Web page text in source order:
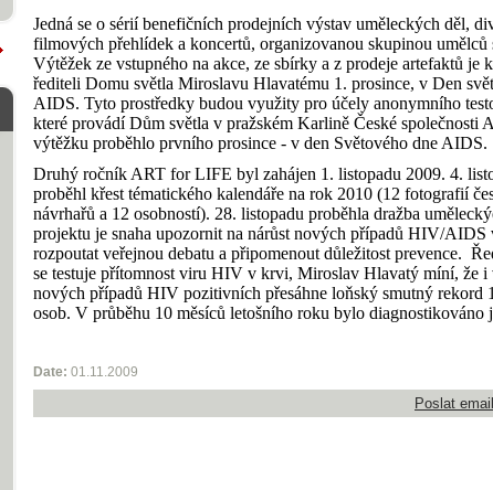
Jedná se o sérií benefičních prodejních výstav uměleckých děl,
filmových přehlídek a koncertů, organizovanou skupinou umělců
Výtěžek ze vstupného na akce, ze sbírky a z prodeje artefaktů je
řediteli Domu světla Miroslavu Hlavatému 1. prosince, v Den
AIDS. Tyto prostředky budou využity pro účely anonymního
které provádí Dům světla v pražském Karlině České společnosti
výtěžku proběhlo prvního prosince - v den Světového dne AIDS.
Druhý ročník ART for LIFE byl zahájen 1. listopadu 2009. 4.
proběhl křest tématického kalendáře na rok 2010 (12 fotografií
návrhařů a 12 osobností). 28. listopadu proběhla dražba
projektu je snaha upozornit na nárůst nových případů HIV/AIDS
rozpoutat veřejnou debatu a připomenout důležitost prevence.
se testuje přítomnost viru HIV v krvi, Miroslav Hlavatý míní, že i
nových případů HIV pozitivních přesáhne loňský smutný rekord
osob. V průběhu 10 měsíců letošního roku bylo diagnostikováno
Date: 01.11.2009
Poslat